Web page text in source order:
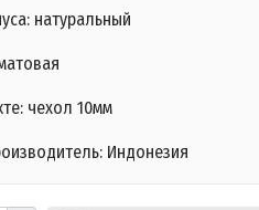
натуральный
чехол 10мм
Индонезия